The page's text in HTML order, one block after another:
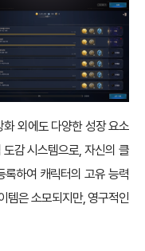
외에도 다양한 성장 요소
감 시스템으로, 자신의 클
록하여 캐릭터의 고유 능력
템은 소모되지만, 영구적인